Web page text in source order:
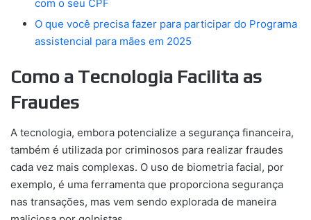
com o seu CPF
O que você precisa fazer para participar do Programa
assistencial para mães em 2025
Como a Tecnologia Facilita as
Fraudes
A tecnologia, embora potencialize a segurança financeira,
também é utilizada por criminosos para realizar fraudes
cada vez mais complexas. O uso de biometria facial, por
exemplo, é uma ferramenta que proporciona segurança
nas transações, mas vem sendo explorada de maneira